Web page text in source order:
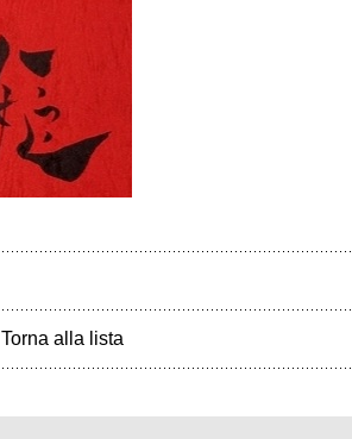
Torna alla lista